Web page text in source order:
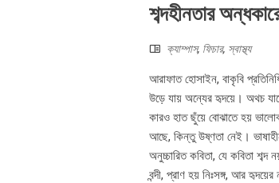
শব্দহীনতার
ক্যাম্পাস, ফিচার, স্বাস্থ্য
আরাফাত হোসাইন, বাকৃবি
উড়ে যায় অন্যের হৃদয়ে। অথচ
কারও হাত ছুঁয়ে বোঝাতে হয়
আছে, কিন্তু উষ্ণতা নেই।
অনুচ্চারিত কবিতা, যে কবিতা
বন্দী, প্রাণ হয় নিঃসঙ্গ, আর